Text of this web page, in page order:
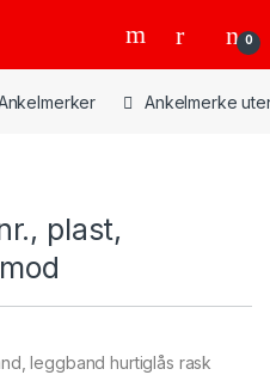
0
Ankelmerke
plast,
leggband hurtiglås rask